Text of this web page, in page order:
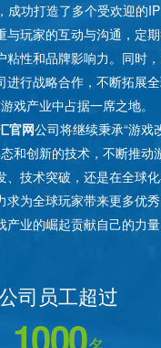
成功打造了多个受欢迎的
与玩家的互动与沟通，定
粘性和品牌影响力。同时
进行战略合作，不断拓展
戏产业中占据一席之地。
官网公司将继续秉承“游戏
和创新的技术，不断推动
、技术突破，还是在全球
为全球玩家带来更多优秀
产业的崛起贡献自己的力量
司员工超过
1000